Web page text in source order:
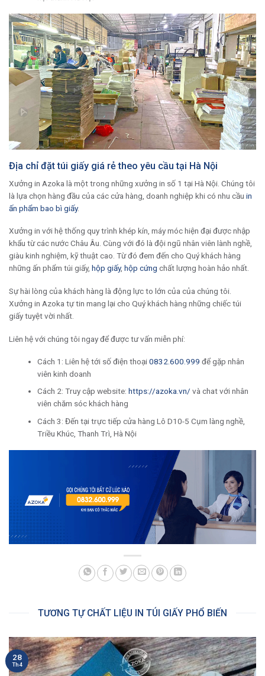
Địa chỉ đặt túi giấy giá rẻ theo yêu cầu tại Hà Nội
Xưởng in Azoka là một trong những xưởng in số 1 tại Hà Nội. Chúng tôi
là lựa chọn hàng đầu của các cửa hàng, doanh nghiệp khi có nhu cầu in
ấn phẩm bao bì giấy.
Xưởng in với hệ thống quy trình khép kín, máy móc hiện đại được nhập
khẩu từ các nước Châu Âu. Cùng với đó là đội ngũ nhân viên lành nghề,
giàu kinh nghiệm, kỹ thuật cao. Từ đó đem đến cho Quý khách hàng
những ấn phẩm túi giấy, hộp giấy, hộp cứng chất lượng hoàn hảo nhất.
Sự hài lòng của khách hàng là động lực to lớn của của chúng tôi.
Xưởng in Azoka tự tin mang lại cho Quý khách hàng những chiếc túi
giấy tuyệt vời nhất.
Liên hệ với chúng tôi ngay để được tư vấn miễn phí:
Cách 1: Liên hệ tới số điện thoại0832.600.999 để gặp nhân
viên kinh doanh
Cách 2: Truy cập website: https://azoka.vn/ và chat với nhân
viên chăm sóc khách hàng
Cách 3: Đến tại trực tiếp cửa hàng Lô D10-5 Cụm làng nghề,
Triều Khúc, Thanh Trì, Hà Nội
TƯƠNG TỰ CHẤT LIỆU IN TÚI GIẤY PHỔ BIẾN
28
Th4